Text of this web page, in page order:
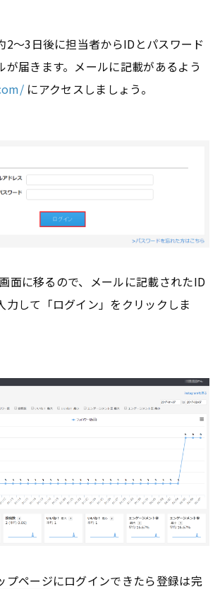
2～3日後に担当者からIDとパスワード
が届きます。メールに記載があるよう
にアクセスしましょう。
面に移るので、メールに記載されたID
力して「ログイン」をクリックしま
プページにログインできたら登録は完